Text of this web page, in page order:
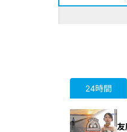
24時間
友